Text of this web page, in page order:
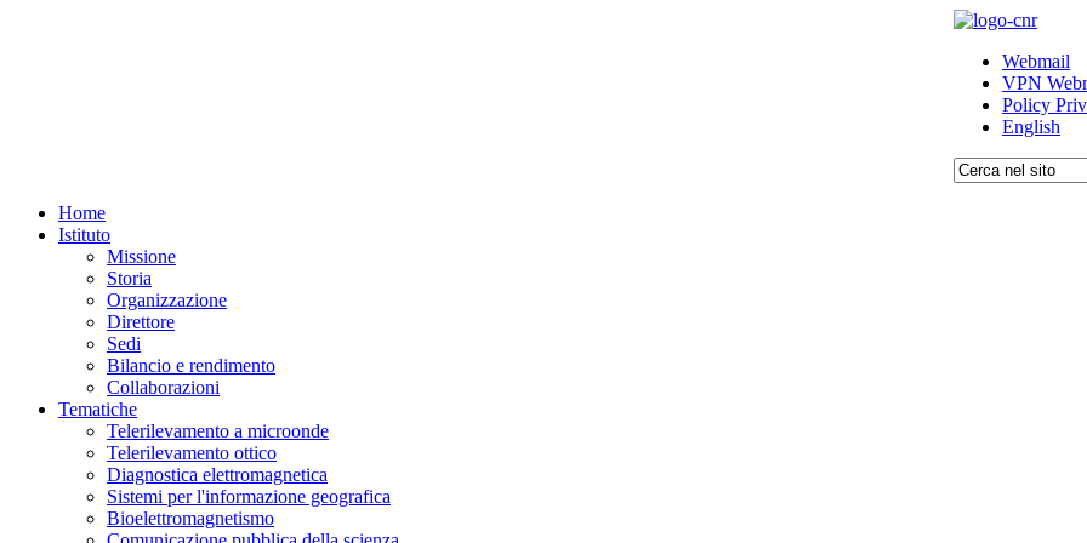
Webmail
VPN
Policy
English
Home
Istituto
Missione
Storia
Organizzazione
Direttore
Sedi
Bilancio e rendimento
Collaborazioni
Tematiche
Telerilevamento a microonde
Telerilevamento ottico
Diagnostica elettromagnetica
Sistemi per l'informazione geografica
Bioelettromagnetismo